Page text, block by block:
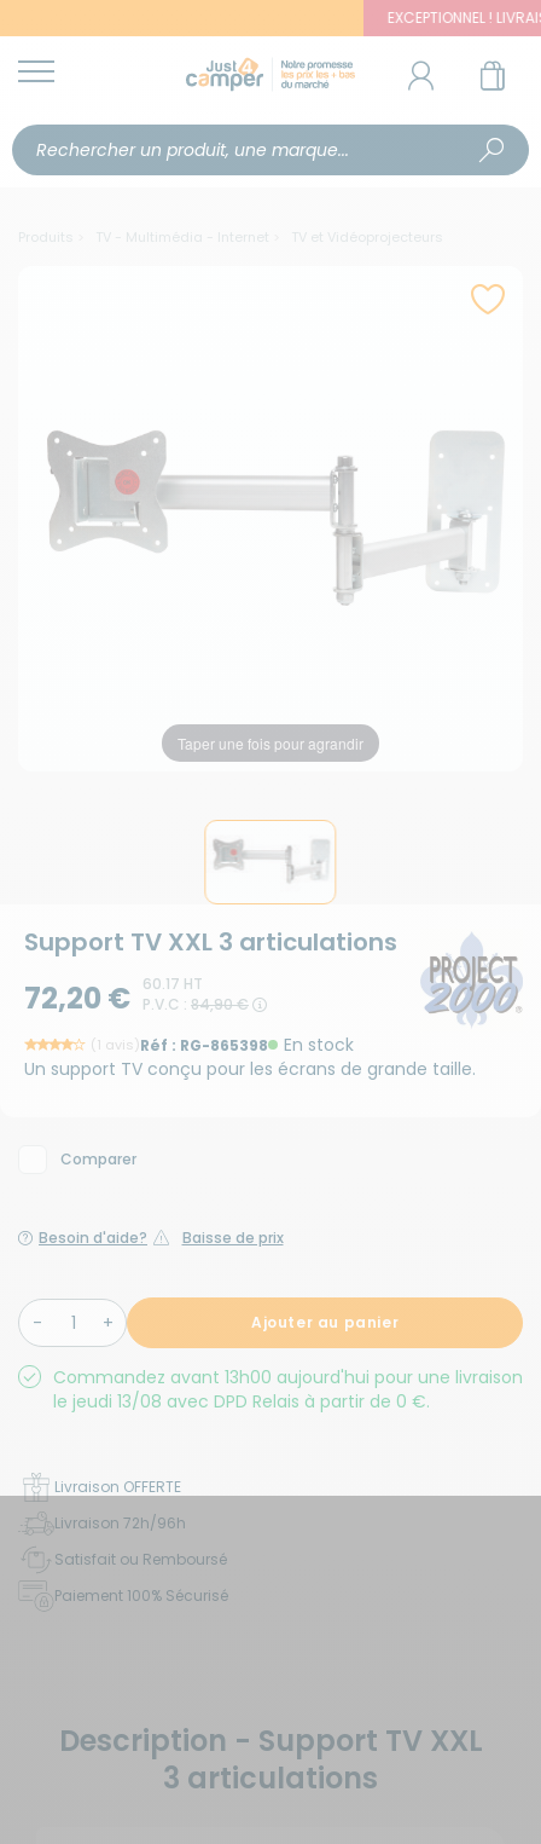
EXCEPTIONNEL ! LIVRAISON
Produits TV - Multimédia - Internet TV et Vidéoprojecteurs
Taper une fois pour agrandir
Support TV XXL 3 articulations
72,20 €
60.17 HT
P.V.C : 84,90 €
(1 avis)Réf : RG-865398
En stock
Un support TV conçu pour les écrans de grande taille.
Comparer
Besoin d'aide? Baisse de prix
Ajouter au panier
Commandez avant 13h00 aujourd'hui pour une livraison
le jeudi 13/08 avec DPD Relais à partir de 0 €.
Livraison OFFERTE
Livraison 72h/96h
Satisfait ou Remboursé
Paiement 100% Sécurisé
Description - Support TV XXL
3 articulations